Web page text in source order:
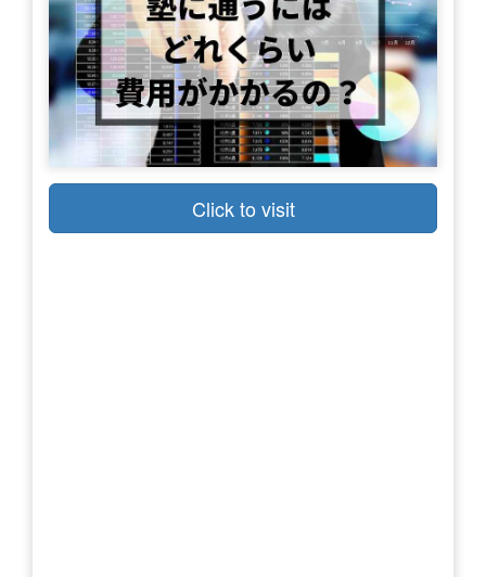
Click to visit